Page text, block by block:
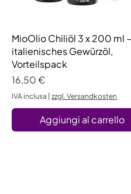
Vista rapida
MioOlio Chiliöl 3 x 200 ml –
italienisches Gewürzöl,
Vorteilspack
Prezzo
16,50 €
IVA inclusa |zzgl. Versandkosten
Aggiungi al carrello